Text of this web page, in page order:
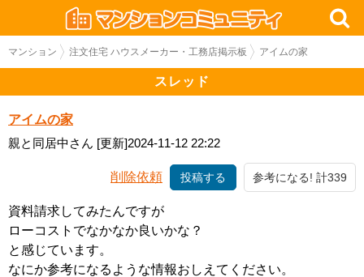
マンション 注文住宅 ハウスメーカー・工務店掲示板 アイムの家
スレッド
アイムの家
親と同居中さん [更新]2024-11-12 22:22
削除依頼 投稿する 参考になる! 計339
資料請求してみたんですが
ローコストでなかなか良いかな？
と感じています。
なにか参考になるような情報おしえてください。